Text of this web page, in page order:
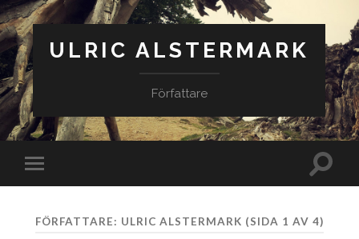
ULRIC ALSTERMARK
Författare
Slå
på/av
Slå
FÖRFATTARE: ULRIC ALSTERMARK (SIDA 1 AV 4)